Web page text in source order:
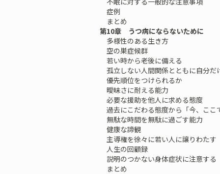
症例
まとめ
第10章 うつ病にならないために
多様性のある生き方
空の巣症候群
若い時から老後に備える
孤立しない人間関係とともに自分だ
優先順位をつけられるか
曖昧さに耐える能力
必要な援助を他人に求める態度
過去にこだわる態度から「今、ここ
無駄な時間を無駄に過ごす能力
健康な諦観
主導権を徐々に若い人に譲りわたす
人生の回顧録
説明のつかない身体症状に注意する
まとめ